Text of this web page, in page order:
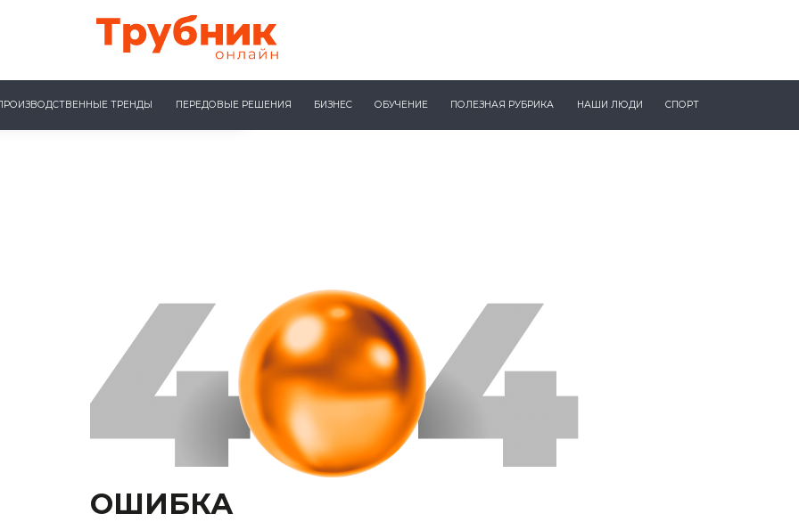
ТРЕНДЫ ПЕРЕДОВЫЕ РЕШЕНИЯ БИЗНЕС ОБУЧЕНИЕ ПОЛЕЗНАЯ РУБРИКА НАШИ ЛЮДИ СПОРТ
ОШИБКА